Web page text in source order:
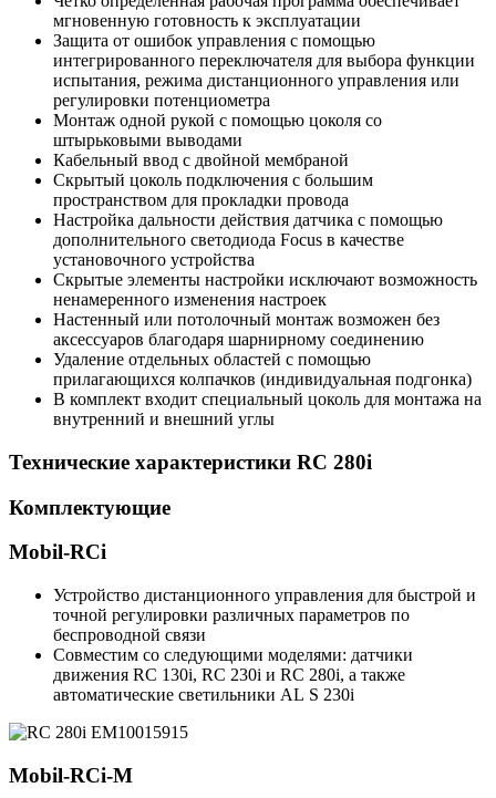
мгновенную готовность к эксплуатации
Защита от ошибок управления с помощью
интегрированного переключателя для выбора функции
испытания, режима дистанционного управления или
регулировки потенциометра
Монтаж одной рукой с помощью цоколя со
штырьковыми выводами
Кабельный ввод с двойной мембраной
Скрытый цоколь подключения с большим
пространством для прокладки провода
Настройка дальности действия датчика с помощью
дополнительного светодиода Focus в качестве
установочного устройства
Скрытые элементы настройки исключают возможность
ненамеренного изменения настроек
Настенный или потолочный монтаж возможен без
аксессуаров благодаря шарнирному соединению
Удаление отдельных областей с помощью
прилагающихся колпачков (индивидуальная подгонка)
В комплект входит специальный цоколь для монтажа на
внутренний и внешний углы
Технические характеристики RC 280i
Комплектующие
Mobil-RCi
Устройство дистанционного управления для быстрой и
точной регулировки различных параметров по
беспроводной связи
Совместим со следующими моделями: датчики
движения RC 130i, RC 230i и RC 280i, а также
автоматические светильники AL S 230i
Mobil-RCi-M